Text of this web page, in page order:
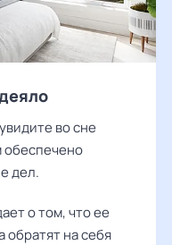
во сне
обеспечено
дел.
о том, что ее
обратят на себя